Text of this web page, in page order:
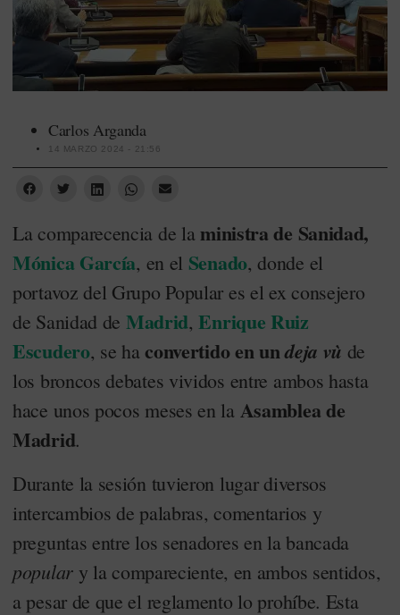
Carlos Arganda
14 MARZO 2024 - 21:56
La comparecencia de laministra de Sanidad,
Mónica García, en el Senado, donde el
portavoz del Grupo Popular es el ex consejero
de Sanidad de Madrid,Enrique Ruiz
Escudero, se ha convertido en undeja vù de
los broncos debates vividos entre ambos hasta
hace unos pocos meses en la Asamblea de
Madrid.
Durante la sesión tuvieron lugar diversos
intercambios de palabras, comentarios y
preguntas entre los senadores en la bancada
populary la compareciente, en ambos sentidos,
a pesar de que el reglamento lo prohíbe. Esta